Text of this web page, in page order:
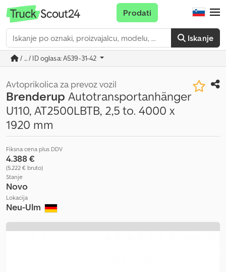
Iskanje
Prodati
/ ... / ID oglasa: A539-31-42
Avtoprikolica za prevoz vozil
Brenderup Autotransportanhänger
U110, AT2500LBTB, 2,5 to. 4000 x
1920 mm
Fiksna cena plus DDV
4.388 €
(5.222 € bruto)
Stanje
Novo
Lokacija
Neu-Ulm